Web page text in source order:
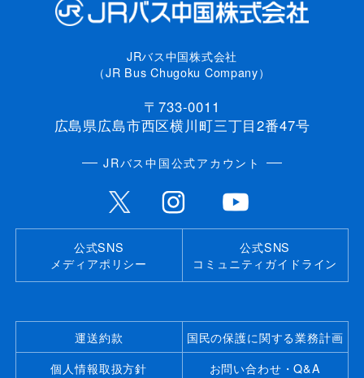
JRバス中国株式会社
（JR Bus Chugoku Company）
〒733-0011
広島県広島市西区横川町三丁目2番47号
JRバス中国公式アカウント
公式SNS
メディアポリシー
公式SNS
コミュニティガイドライン
運送約款
国民の保護に関する業務計画
個人情報取扱方針
お問い合わせ・Q&A